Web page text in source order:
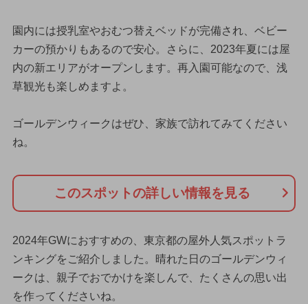
園内には授乳室やおむつ替えベッドが完備され、ベビー
カーの預かりもあるので安心。さらに、2023年夏には屋
内の新エリアがオープンします。再入園可能なので、浅
草観光も楽しめますよ。
ゴールデンウィークはぜひ、家族で訪れてみてください
ね。
このスポットの詳しい情報を見る
2024年GWにおすすめの、東京都の屋外人気スポットラ
ンキングをご紹介しました。晴れた日のゴールデンウィ
ークは、親子でおでかけを楽しんで、たくさんの思い出
を作ってくださいね。